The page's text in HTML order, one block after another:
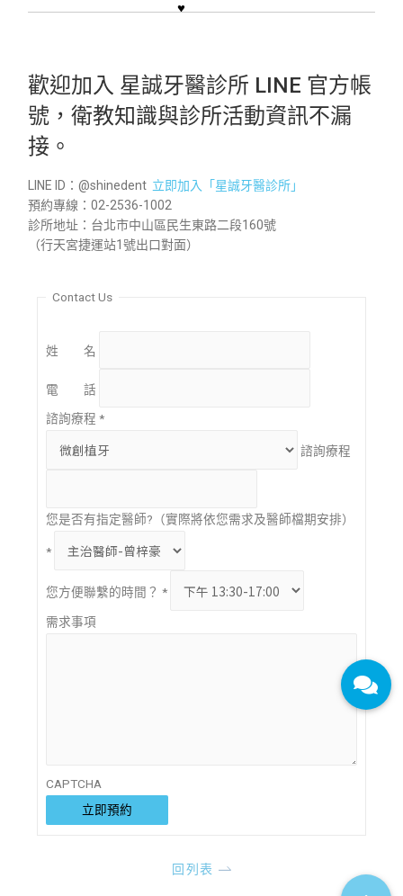
歡迎加入 星誠牙醫診所 LINE 官方帳
號，衛教知識與診所活動資訊不漏
接。
LINE ID：@shinedent 立即加入「星誠牙醫診所」
預約專線：02-2536-1002
診所地址：台北市中山區民生東路二段160號
（行天宮捷運站1號出口對面）
Contact Us
姓 名
電 話
諮詢療程 *
諮詢療程
您是否有指定醫師?（實際將依您需求及醫師檔期安排）
*
您方便聯繫的時間？ *
需求事項
CAPTCHA
立即預約
回列表